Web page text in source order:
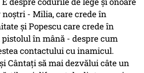
- Milia, care crede în
și Popescu care crede în
în mână - despre cum
contactului cu inamicul.
Cântați să mai dezvălui câte un